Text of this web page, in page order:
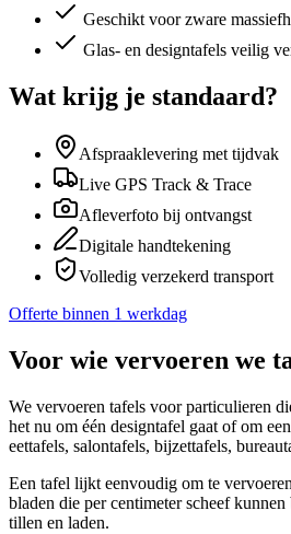
Geschikt voor zware
Glas- en designtafels veilig
Wat krijg je standaard?
Afspraaklevering met tijdvak
Live GPS Track & Trace
Afleverfoto bij ontvangst
Digitale handtekening
Volledig verzekerd transport
Offerte binnen 1 werkdag
Voor wie vervoeren we
We vervoeren tafels voor particulieren
het nu om één designtafel gaat of om
eettafels, salontafels, bijzettafels,
Een tafel lijkt eenvoudig om te
bladen die per centimeter scheef
tillen en laden.